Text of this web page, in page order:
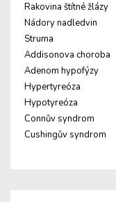
Rakovina štítné žlázy
Nádory nadledvin
Struma
Addisonova choroba
Adenom hypofýzy
Hypertyreóza
Hypotyreóza
Connův syndrom
Cushingův syndrom